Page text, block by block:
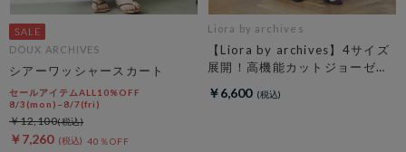
DOUX ARCHIVES
シアーワッシャースカート
セールアイテムALL10%OFF
8/3(mon)~8/7(fri)
￥7,260 40％OFF
￥12,100
Liora by archives
【Liora by archives】4サイズ
展開！高機能カットジョーゼッ
￥6,600